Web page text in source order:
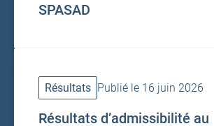
SPASAD
Résultats Publié le 16 juin 2026
Résultats d’admissibilité au